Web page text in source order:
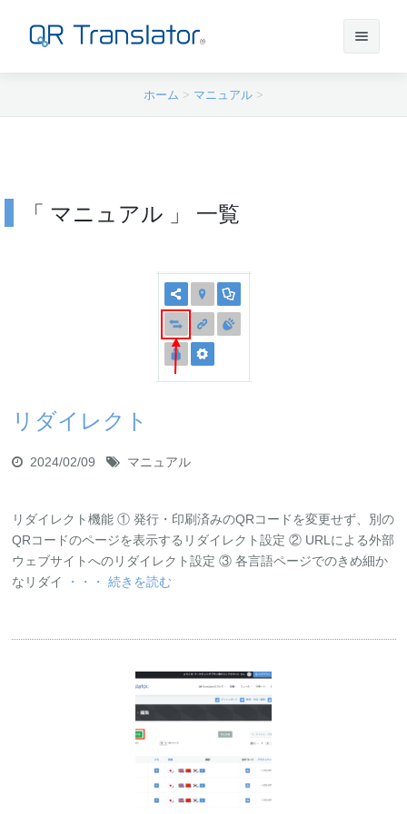
本番利用までの流れ
ホーム > マニュアル >
「 マニュアル 」 一覧
リダイレクト
2024/02/09 マニュアル
リダイレクト機能 ① 発行・印刷済みのQRコードを変更せず、別の
QRコードのページを表示するリダイレクト設定 ② URLによる外部
ウェブサイトへのリダイレクト設定 ③ 各言語ページでのきめ細か
なリダイ
・・・ 続きを読む